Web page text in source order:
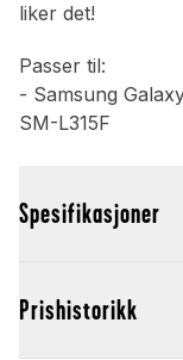
liker det!
Passer til:
- Samsung
SM-L315F
Spesifikasjoner
Prishistorikk